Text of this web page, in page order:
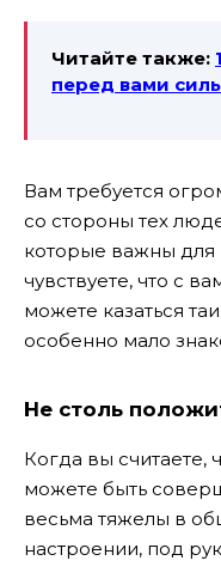
Читайте также:
перед вами
Вам требуется
со стороны тех
которые важны для
чувствуете, что с
можете казаться
особенно мало
Не столь
Когда вы считаете,
можете быть
весьма тяжелы в
настроении, под